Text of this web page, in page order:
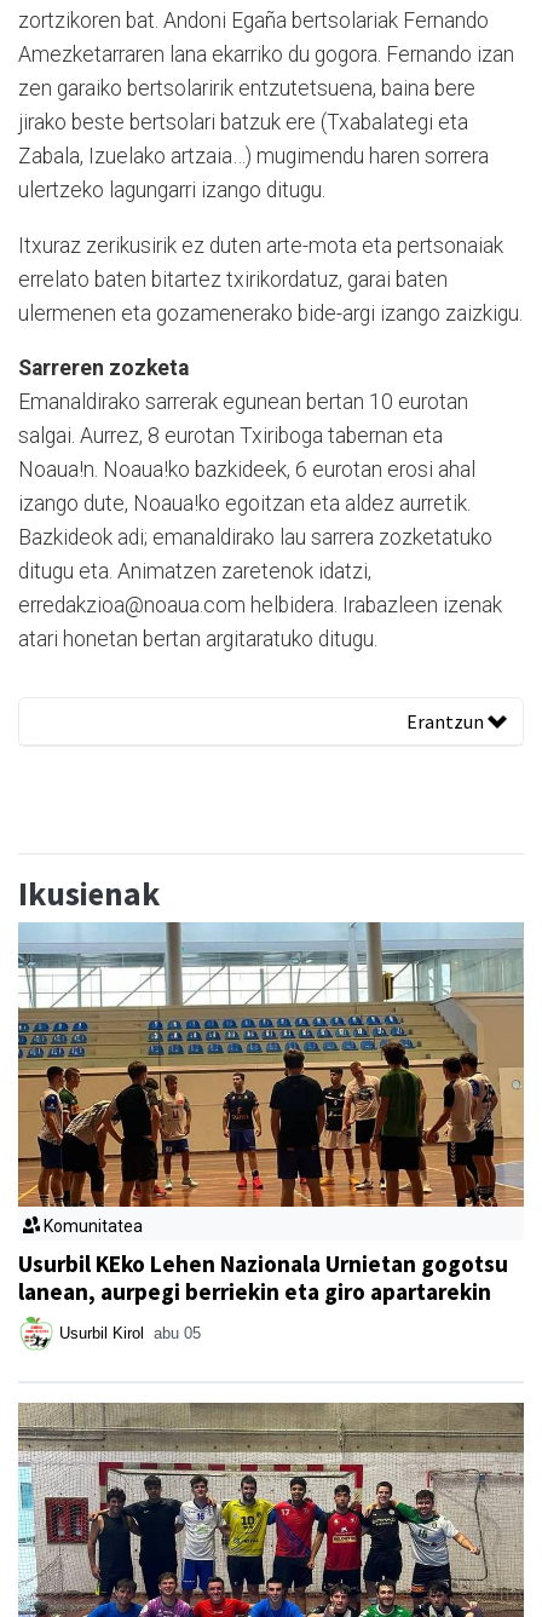
zortzikoren bat. Andoni Egaña bertsolariak Fernando
Amezketarraren lana ekarriko du gogora. Fernando izan
zen garaiko bertsolaririk entzutetsuena, baina bere
jirako beste bertsolari batzuk ere (Txabalategi eta
Zabala, Izuelako artzaia…) mugimendu haren sorrera
ulertzeko lagungarri izango ditugu.
Itxuraz zerikusirik ez duten arte-mota eta pertsonaiak
errelato baten bitartez txirikordatuz, garai baten
ulermenen eta gozamenerako bide-argi izango zaizkigu.
Sarreren zozketa
Emanaldirako sarrerak egunean bertan 10 eurotan
salgai. Aurrez, 8 eurotan Txiriboga tabernan eta
Noaua!n. Noaua!ko bazkideek, 6 eurotan erosi ahal
izango dute, Noaua!ko egoitzan eta aldez aurretik.
Bazkideok adi; emanaldirako lau sarrera zozketatuko
ditugu eta. Animatzen zaretenok idatzi,
erredakzioa@noaua.com helbidera. Irabazleen izenak
atari honetan bertan argitaratuko ditugu.
Erantzun
Ikusienak
Komunitatea
Usurbil KEko Lehen Nazionala Urnietan gogotsu
lanean, aurpegi berriekin eta giro apartarekin
Usurbil Kirol abu 05